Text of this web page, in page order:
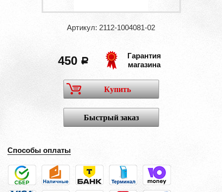
Артикул: 2112-1004081-02
450 a
Гарантия
магазина
Купить
Быстрый заказ
Способы оплаты